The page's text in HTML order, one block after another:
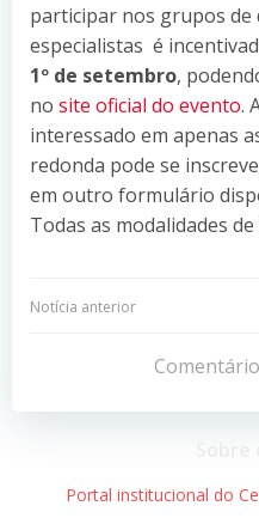
participar nos grupos de
especialistas é
1º de setembro,
no site oficial do evento.
interessado em apenas
redonda pode se
em outro formulário
Todas as modalidades
Navegação
Post
Notícia anterior
Portal institucional do